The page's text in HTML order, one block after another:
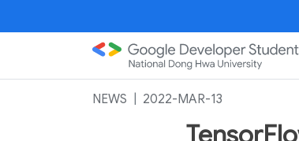
NEWS 2022-MAR-13